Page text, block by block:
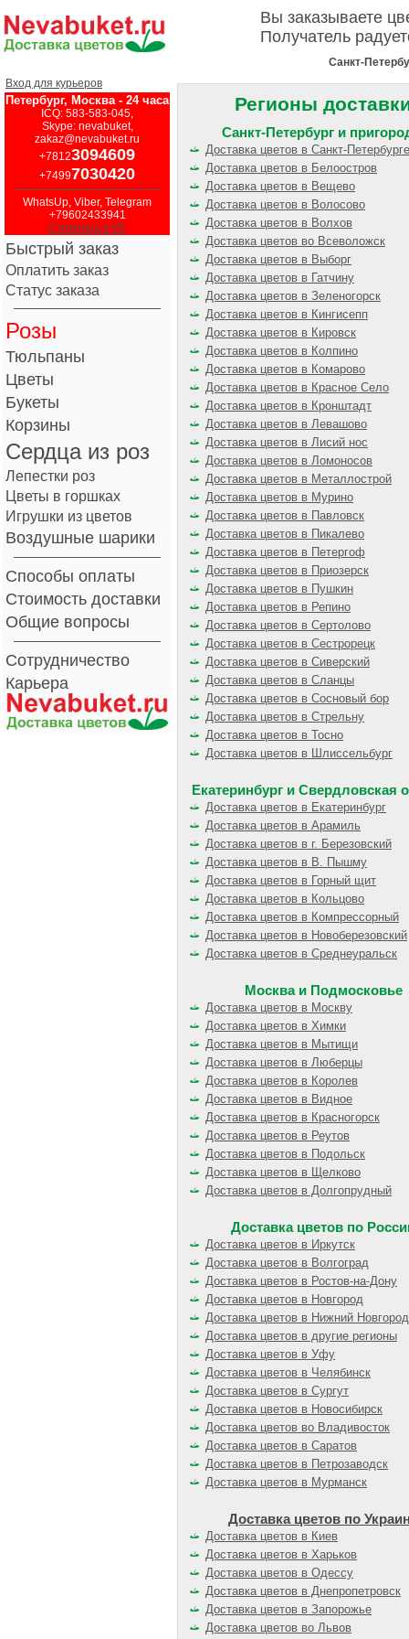
Вы заказываете
Получатель
Санкт-
Вход для курьеров
Петербург, Москва - 24 часа
ICQ: 583-583-045,
Skype: nevabuket,
zakaz@nevabuket.ru
+78123094609
+74997030420
WhatsUp, Viber, Telegram
+79602433941
Страница в VK
Быстрый заказ
Оплатить заказ
Статус заказа
Розы
Тюльпаны
Цветы
Букеты
Корзины
Сердца из роз
Лепестки роз
Цветы в горшках
Игрушки из цветов
Воздушные шарики
Способы оплаты
Стоимость доставки
Общие вопросы
Сотрудничество
Карьера
Регионы
Санкт-Петербург и
Доставка цветов в Санкт-Петербурге
Доставка цветов в Белоостров
Доставка цветов в Вещево
Доставка цветов в Волосово
Доставка цветов в Волхов
Доставка цветов во Всеволожск
Доставка цветов в Выборг
Доставка цветов в Гатчину
Доставка цветов в Зеленогорск
Доставка цветов в Кингисепп
Доставка цветов в Кировск
Доставка цветов в Колпино
Доставка цветов в Комарово
Доставка цветов в Красное Село
Доставка цветов в Кронштадт
Доставка цветов в Левашово
Доставка цветов в Лисий нос
Доставка цветов в Ломоносов
Доставка цветов в Металлострой
Доставка цветов в Мурино
Доставка цветов в Павловск
Доставка цветов в Пикалево
Доставка цветов в Петергоф
Доставка цветов в Приозерск
Доставка цветов в Пушкин
Доставка цветов в Репино
Доставка цветов в Сертолово
Доставка цветов в Сестрорецк
Доставка цветов в Сиверский
Доставка цветов в Сланцы
Доставка цветов в Сосновый бор
Доставка цветов в Стрельну
Доставка цветов в Тосно
Доставка цветов в Шлиссельбург
Екатеринбург и Свердловская
Доставка цветов в Екатеринбург
Доставка цветов в Арамиль
Доставка цветов в г. Березовский
Доставка цветов в В. Пышму
Доставка цветов в Горный щит
Доставка цветов в Кольцово
Доставка цветов в Компрессорный
Доставка цветов в Новоберезовский
Доставка цветов в Среднеуральск
Москва и Подмосковье
Доставка цветов в Москву
Доставка цветов в Химки
Доставка цветов в Мытищи
Доставка цветов в Люберцы
Доставка цветов в Королев
Доставка цветов в Видное
Доставка цветов в Красногорск
Доставка цветов в Реутов
Доставка цветов в Подольск
Доставка цветов в Щелково
Доставка цветов в Долгопрудный
Доставка цветов по
Доставка цветов в Иркутск
Доставка цветов в Волгоград
Доставка цветов в Ростов-на-Дону
Доставка цветов в Новгород
Доставка цветов в Нижний Новгород
Доставка цветов в другие регионы
Доставка цветов в Уфу
Доставка цветов в Челябинск
Доставка цветов в Сургут
Доставка цветов в Новосибирск
Доставка цветов во Владивосток
Доставка цветов в Саратов
Доставка цветов в Петрозаводск
Доставка цветов в Мурманск
Доставка цветов по
Доставка цветов в Киев
Доставка цветов в Харьков
Доставка цветов в Одессу
Доставка цветов в Днепропетровск
Доставка цветов в Запорожье
Доставка цветов во Львов